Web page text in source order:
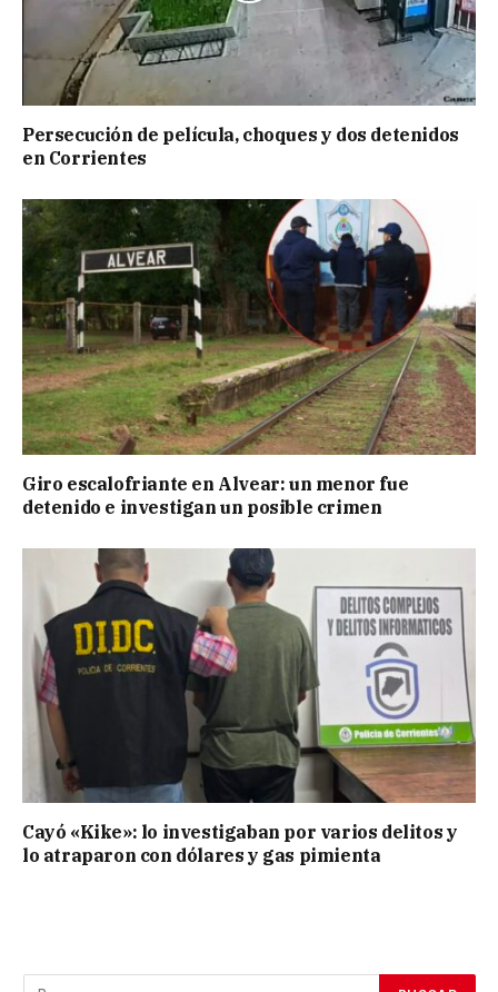
Persecución de película, choques y dos detenidos
en Corrientes
Giro escalofriante en Alvear: un menor fue
detenido e investigan un posible crimen
Cayó «Kike»: lo investigaban por varios delitos y
lo atraparon con dólares y gas pimienta